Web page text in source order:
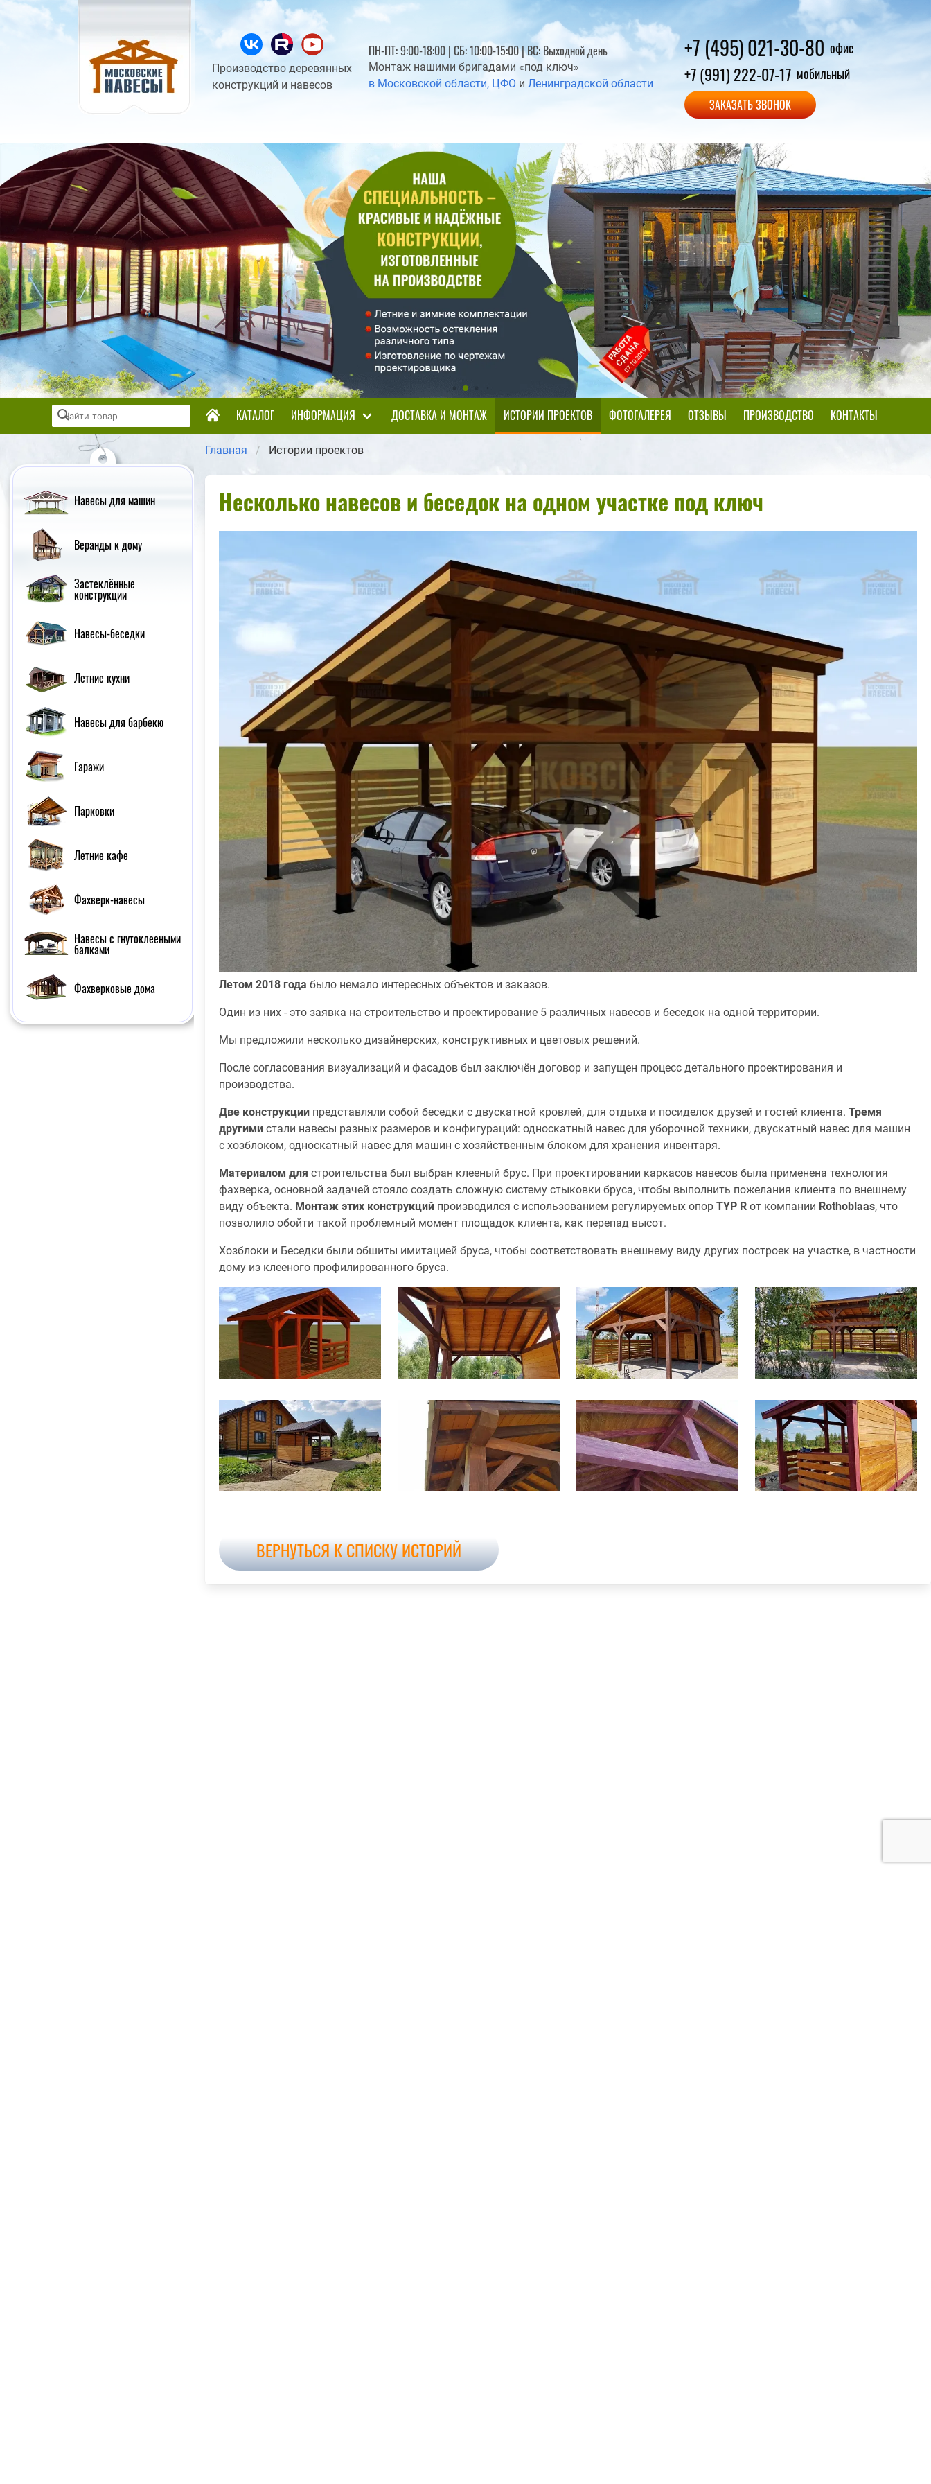
Производство деревянных
конструкций и навесов
ПН-ПТ: 9:00-18:00 | СБ: 10:00-15:00 | ВС: Выходной день
Монтаж нашими бригадами «под ключ»
в Московской области, ЦФО и Ленинградской области
+7 (495) 021-30-80 офис
+7 (991) 222-07-17 мобильный
ЗАКАЗАТЬ ЗВОНОК
КАТАЛОГ ИНФОРМАЦИЯ ДОСТАВКА И МОНТАЖ ИСТОРИИ ПРОЕКТОВ ФОТОГАЛЕРЕЯ ОТЗЫВЫ ПРОИЗВОДСТВО КОНТАКТЫ
Навесы для машин
Веранды к дому
Застеклённые
конструкции
Навесы-беседки
Летние кухни
Навесы для барбекю
Гаражи
Парковки
Летние кафе
Фахверк-навесы
Навесы с гнутоклееными
балками
Фахверковые дома
Главная Истории проектов
Несколько навесов и беседок на одном участке под ключ
Летом 2018 года было немало интересных объектов и заказов.
Один из них - это заявка на строительство и проектирование 5 различных навесов и беседок на одной территории.
Мы предложили несколько дизайнерских, конструктивных и цветовых решений.
После согласования визуализаций и фасадов был заключён договор и запущен процесс детального проектирования и
производства.
Две конструкции представляли собой беседки с двускатной кровлей, для отдыха и посиделок друзей и гостей клиента. Тремя
другими стали навесы разных размеров и конфигураций: односкатный навес для уборочной техники, двускатный навес для машин
с хозблоком, односкатный навес для машин с хозяйственным блоком для хранения инвентаря.
Материалом для строительства был выбран клееный брус. При проектировании каркасов навесов была применена технология
фахверка, основной задачей стояло создать сложную систему стыковки бруса, чтобы выполнить пожелания клиента по внешнему
виду объекта. Монтаж этих конструкций производился с использованием регулируемых опор TYP R от компании Rothoblaas, что
позволило обойти такой проблемный момент площадок клиента, как перепад высот.
Хозблоки и Беседки были обшиты имитацией бруса, чтобы соответствовать внешнему виду других построек на участке, в частности
дому из клееного профилированного бруса.
ВЕРНУТЬСЯ К СПИСКУ ИСТОРИЙ